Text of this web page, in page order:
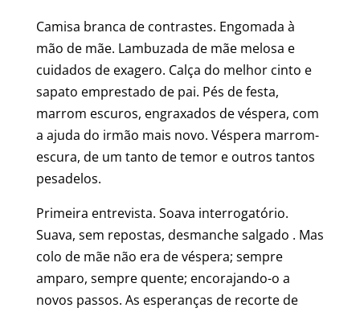
Camisa branca de contrastes. Engomada à
mão de mãe. Lambuzada de mãe melosa e
cuidados de exagero. Calça do melhor cinto e
sapato emprestado de pai. Pés de festa,
marrom escuros, engraxados de véspera, com
a ajuda do irmão mais novo. Véspera marrom-
escura, de um tanto de temor e outros tantos
pesadelos.
Primeira entrevista. Soava interrogatório.
Suava, sem repostas, desmanche salgado . Mas
colo de mãe não era de véspera; sempre
amparo, sempre quente; encorajando-o a
novos passos. As esperanças de recorte de